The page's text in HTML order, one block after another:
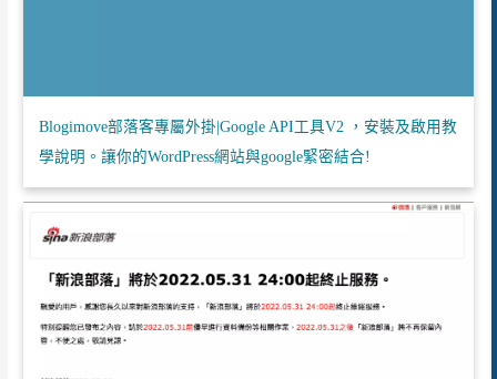
Blogimove部落客專屬外掛|Google API工具V2 ，安裝及啟用教
學說明。讓你的WordPress網站與google緊密結合!